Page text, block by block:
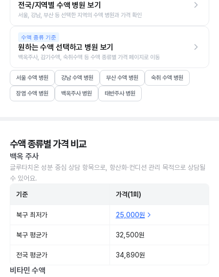
전국/지역별 수액 병원 보기
서울, 강남, 부산 등 선택한 지역의 수액 병원과 가격 확인
수액 종류 기준
원하는 수액 선택하고 병원 보기
백옥주사, 감기수액, 숙취수액 등 수액 종류별 가격 페이지로 이동
서울 수액 병원 강남 수액 병원 부산 수액 병원 숙취 수액 병원
장염 수액 병원 백옥주사 병원 태반주사 병원
수액 종류별 가격 비교
백옥 주사
글루타치온 성분 중심 상담 항목으로, 항산화·컨디션 관리 목적으로 상담될
수 있어요.
기준 가격(1회)
북구 최저가 25,000원
북구 평균가 32,500원
전국 평균가 34,890원
비타민 수액